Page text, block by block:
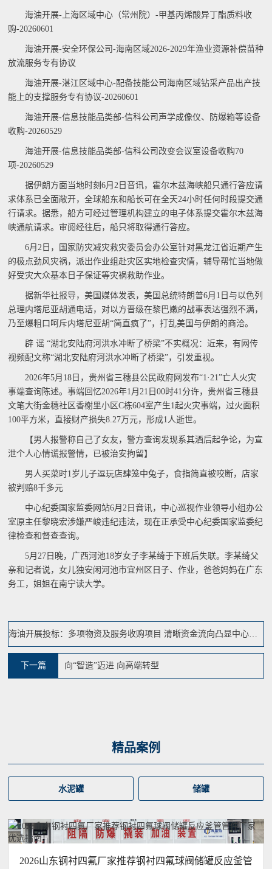
海油开展-上海区域中心（常州院）-甲基丙烯酸异丁酯质料收
购-20260601
海油开展-安全环保公司-海南区域2026-2029年渔业资源补偿苗种
放流服务专有协议
海油开展-湛江区域中心-配备技能公司海南区域钻采产品出产技
能上的支撑服务专有协议-20260601
海油开展-信息技能品类部-信科公司声学成像仪、防爆箱等设备
收购-20260529
海油开展-信息技能品类部-信科公司改变会议室设备收购70
项-20260529
据伊朗方面当地时刻6月2日音讯，霍尔木兹海峡船只通行答应请
求体系已全面敞开，全球船东和船长可在全天24小时任何时段提交通
行请求。据悉，船方可经过管理机构建立的电子体系提交霍尔木兹海
峡通航请求。审阅经往后，船只将取得通行答应。
6月2日，国家防灾减灾救灾委员会办公室针对黑龙江省近期产生
的极点劲风灾祸，派出作业组赴灾区实地检查灾情，辅导帮忙当地做
好受灾大众基本日子保证等灾祸救助作业。
据新华社报导，美国媒体发表，美国总统特朗普6月1日与以色列
总理内塔尼亚胡通电话，对以方晋级在黎巴嫩的战事表达强烈不满，
乃至爆粗口呵斥内塔尼亚胡“简直疯了”，打乱美国与伊朗的商洽。
辟 谣 “湖北安陆府河洪水冲断了桥梁”不实概况：近来，有网传
视频配文称“湖北安陆府河洪水冲断了桥梁”，引发重视。
2026年5月18日，贵州省三穗县公民政府网发布“1·21”亡人火灾
事端查询陈述。事端回忆2026年1月21日00时41分许，贵州省三穗县
文笔大街金穗社区香榭里小区C栋604室产生1起火灾事端，过火面积
100平方米，直接财产损失8.27万元，形成1人逝世。
【男人报警称自己了女友，警方查询发现系其酒后起争论，为宣
泄个人心情谎报警情，已被治安拘留】
男人买菜时1岁儿子逗玩店肆笼中兔子，食指简直被咬断，店家
被判赔8千多元
中心纪委国家监委网站6月2日音讯，中心巡视作业领导小组办公
室原主任黎晓宏涉嫌严峻违纪违法，现在正承受中心纪委国家监委纪
律检查和督查查询。
5月27日晚，广西河池18岁女子李某绮于下班后失联。李某绮父
亲和记者说，女儿独安闲河池市宜州区日子、作业，爸爸妈妈在广东
务工，姐姐在南宁读大学。
海油开展投标：多项物资及服务收购项目 清晰资金流向凸显中心价值
向“智造”迈进 向高端转型
下一篇
精品案例
水泥罐 储罐
2026山东钢衬四氟厂家推荐钢衬四氟球阀储罐反应釜管